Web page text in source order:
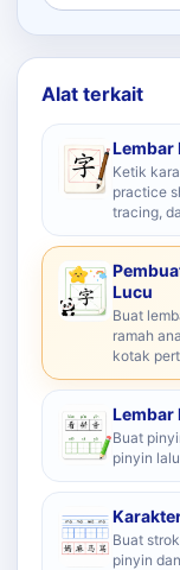
Alat terkait
Lembar
Ketik
practice
tracing,
Lucu
Buat
ramah
kotak
Lembar
Buat
pinyin
Buat
pinyin